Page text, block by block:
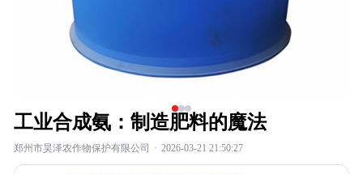
工业合成氨：制造肥料的魔法
郑州市昊泽农作物保护有限公司 · 2026-03-21 21:50:27